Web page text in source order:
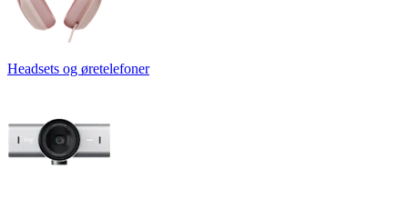
Headsets og øretelefoner